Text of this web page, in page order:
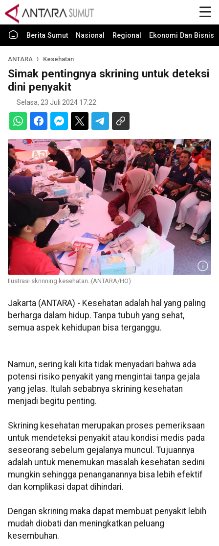
Berita Sumut Nasional Regional Ekonomi Dan Bisnis
ANTARA Kesehatan
Simak pentingnya skrining untuk deteksi
dini penyakit
Selasa, 23 Juli 2024 17:22
Ilustrasi skrinning kesehatan. (ANTARA/HO)
Jakarta (ANTARA) - Kesehatan adalah hal yang paling
berharga dalam hidup. Tanpa tubuh yang sehat,
semua aspek kehidupan bisa terganggu.
Namun, sering kali kita tidak menyadari bahwa ada
potensi risiko penyakit yang mengintai tanpa gejala
yang jelas. Itulah sebabnya skrining kesehatan
menjadi begitu penting.
Skrining kesehatan merupakan proses pemeriksaan
untuk mendeteksi penyakit atau kondisi medis pada
seseorang sebelum gejalanya muncul. Tujuannya
adalah untuk menemukan masalah kesehatan sedini
mungkin sehingga penanganannya bisa lebih efektif
dan komplikasi dapat dihindari.
Dengan skrining maka dapat membuat penyakit lebih
mudah diobati dan meningkatkan peluang
kesembuhan.